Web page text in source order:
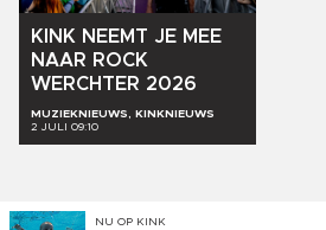
KINK NEEMT JE MEE
NAAR ROCK
WERCHTER 2026
MUZIEKNIEUWS, KINKNIEUWS
2 JULI 09:10
NU OP KINK